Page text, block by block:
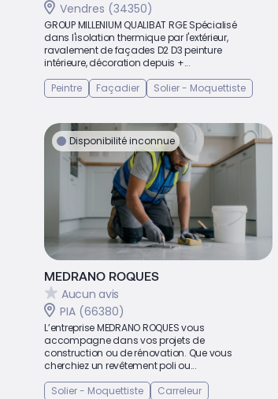
Vendres (34350)
GROUP MILLENIUM QUALIBAT RGE Spécialisé
dans l'isolation thermique par l'extérieur,
ravalement de façades D2 D3 peinture
intérieure, décoration depuis +...
Peintre
Façadier Solier - Moquettiste
Disponibilité inconnue
MEDRANO ROQUES
Aucun avis
PIA (66380)
L’entreprise MEDRANO ROQUES vous
accompagne dans vos projets de
construction ou de rénovation. Que vous
cherchiez un revêtement poli ou...
Solier - Moquettiste
Carreleur